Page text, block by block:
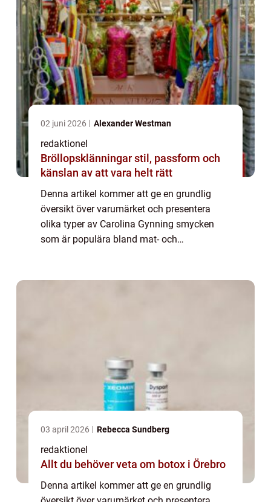
02 juni 2026 Alexander Westman
redaktionel
Bröllopsklänningar stil, passform och
känslan av att vara helt rätt
Denna artikel kommer att ge en grundlig
översikt över varumärket och presentera
olika typer av Carolina Gynning smycken
som är populära bland mat- och
03 april 2026 Rebecca Sundberg
redaktionel
Allt du behöver veta om botox i Örebro
Denna artikel kommer att ge en grundlig